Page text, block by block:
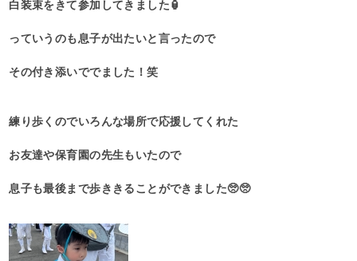
白装束をきて参加してきました🏮
っていうのも息子が出たいと言ったので
その付き添いででました！笑
練り歩くのでいろんな場所で応援してくれた
お友達や保育園の先生もいたので
息子も最後まで歩ききることができました🥺🥺